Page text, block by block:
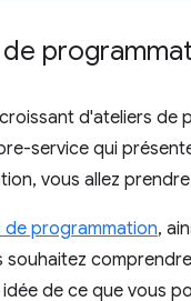
d'ateliers de
service qui
vous allez
de programmation,
souhaitez
de ce que vous